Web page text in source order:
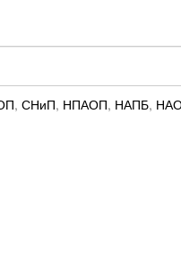
, СНиП, НПАОП, НАПБ,